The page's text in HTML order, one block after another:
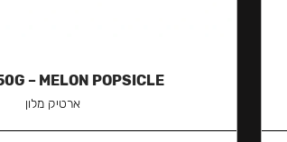
– MELON POPSICLE
ארטיק מלון